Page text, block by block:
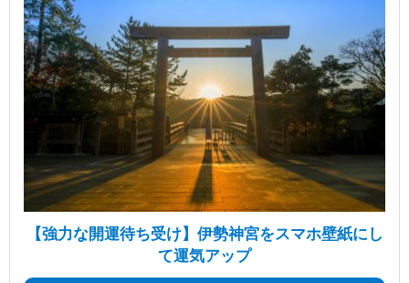
【強力な開運待ち受け】伊勢神宮をスマホ壁紙にし
て運気アップ